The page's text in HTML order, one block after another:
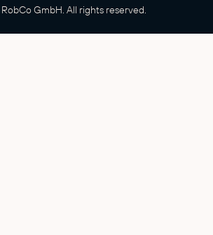
GmbH. All rights reserved.